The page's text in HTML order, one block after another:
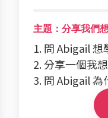
主題：分享我們
1. 問 Abigail
2. 分享一個我
3. 問 Abigail